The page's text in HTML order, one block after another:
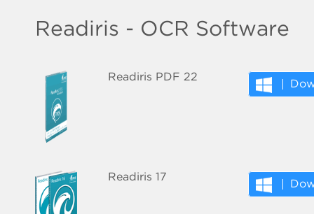
Readiris - OCR Software
Readiris PDF 22
Readiris 17